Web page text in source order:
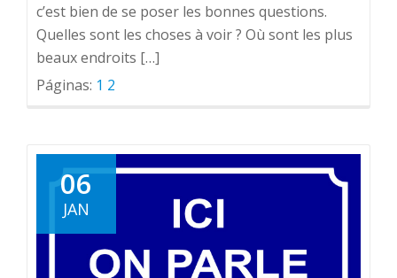
c’est bien de se poser les bonnes questions.
Quelles sont les choses à voir ? Où sont les plus
beaux endroits […]
Páginas: 1 2
06
JAN